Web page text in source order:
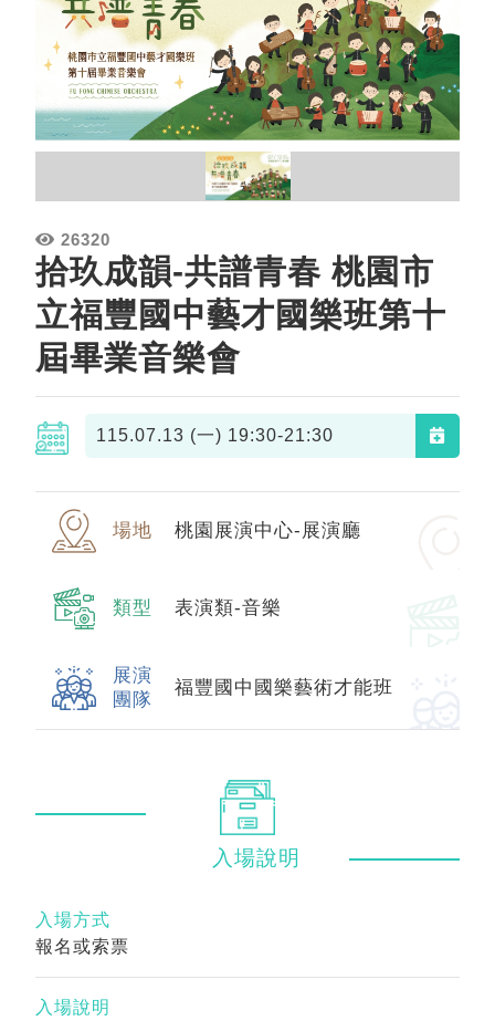
26320
拾玖成韻-共譜青春 桃園市
立福豐國中藝才國樂班第十
屆畢業音樂會
115.07.13 (一) 19:30-21:30
場地 桃園展演中心-展演廳
類型 表演類-音樂
展演
團隊
福豐國中國樂藝術才能班
入場說明
入場方式
報名或索票
入場說明